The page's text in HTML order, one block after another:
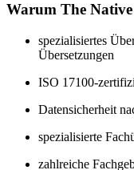
Warum The
spezialisiertes
Übersetzungen
ISO 17100-
Datensicherheit
spezialisierte
zahlreiche